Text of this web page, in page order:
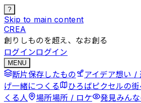
?
Skip to main content
CREA
創りしものを超え、なお創る
ログインログイン
MENU
断片保存したもの アイデア想い /
げ一緒につくる ひろばピクセルの
くる人
場所場所 / ロケ 発見みん